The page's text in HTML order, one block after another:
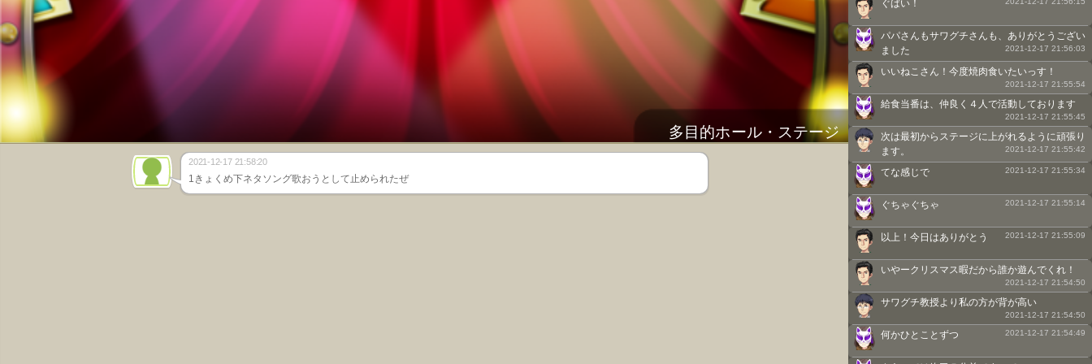
多目的ホール・ステージ
ぐばい！
パパさんもサワグチさんも、ありがとうござい
ました
2021-12-17 21:56:03
いいねこさん！今度焼肉食いたいっす！
2021-12-17 21:55:54
給食当番は、仲良く４人で活動しております
2021-12-17 21:55:45
次は最初からステージに上がれるように頑張り
ます。
2021-12-17 21:55:42
てな感じで 2021-12-17 21:55:34
ぐちゃぐちゃ 2021-12-17 21:55:14
以上！今日はありがとう 2021-12-17 21:55:09
いやークリスマス暇だから誰か遊んでくれ！
2021-12-17 21:54:50
サワグチ教授より私の方が背が高い
2021-12-17 21:54:50
何かひとことずつ 2021-12-17 21:54:49
2021-12-17 21:58:20
1きょくめ下ネタソング歌おうとして止められたぜ